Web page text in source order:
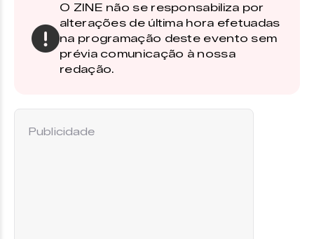
O ZINE não se responsabiliza por
alterações de última hora efetuadas
na programação deste evento sem
prévia comunicação à nossa
redação.
Publicidade